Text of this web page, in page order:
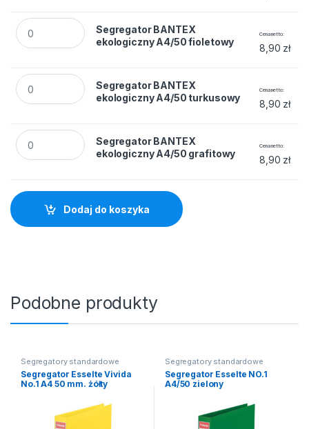
Segregator BANTEX ekologiczny A4/50 fioletowy quantity
Segregator BANTEX
ekologiczny A4/50 fioletowy
Cena netto
8,90 zł
Segregator BANTEX ekologiczny A4/50 turkusowy quantity
Segregator BANTEX
ekologiczny A4/50 turkusowy
Cena netto
8,90 zł
Segregator BANTEX ekologiczny A4/50 grafitowy quantity
Segregator BANTEX
ekologiczny A4/50 grafitowy
Cena netto
8,90 zł
Dodaj do koszyka
Podobne produkty
Segregatory standardowe
Segregator Esselte Vivida
No.1 A4 50 mm. żółty
Segregatory standardowe
Segregator Esselte NO.1
A4/50 zielony